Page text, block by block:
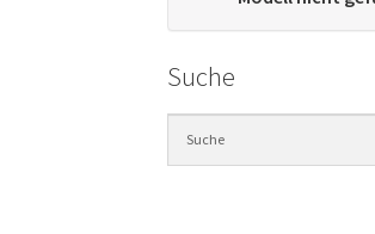
Widerrufsbelehrung Cart
Suche